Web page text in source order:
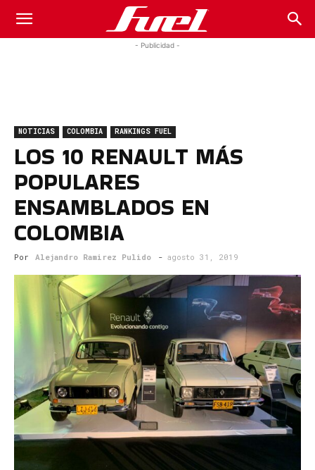
Fuel
Magazine
- Publicidad -
NOTICIAS COLOMBIA RANKINGS FUEL
LOS 10 RENAULT MÁS
POPULARES
ENSAMBLADOS EN
COLOMBIA
Por Alejandro Ramirez Pulido - agosto 31, 2019